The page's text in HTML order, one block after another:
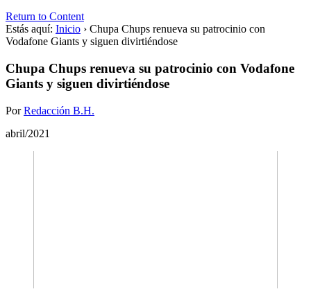
Return to Content
Estás aquí: Inicio › Chupa Chups renueva su patrocinio con
Vodafone Giants y siguen divirtiéndose
Chupa Chups renueva su patrocinio con Vodafone
Giants y siguen divirtiéndose
PorRedacción B.H.
abril/2021